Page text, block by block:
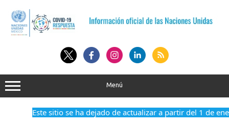
contenido
Menú
Este sitio se ha dejado de actualizar a partir del 1 de